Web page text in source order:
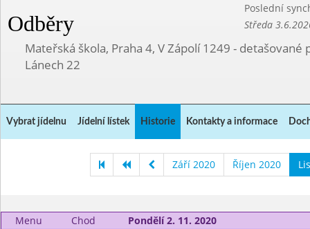
Odběry
Poslední
Středa
Mateřská škola, Praha 4, V Zápolí 1249 - detašované
Lánech 22
Vybrat jídelnu Jídelní lístek Historie Kontakty a informace
Září 2020 Říjen 2020
Menu Chod
Pondělí 2. 11. 2020